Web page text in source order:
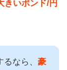
きいポンド/円
なら、 豪